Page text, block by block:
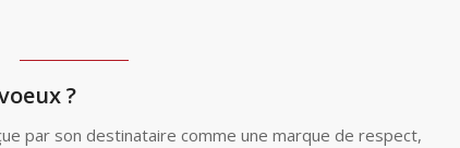
?
par son destinataire comme une marque de respect,